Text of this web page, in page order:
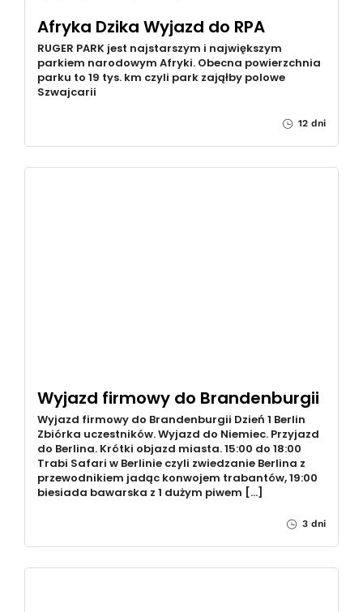
Afryka Dzika Wyjazd do RPA
RUGER PARK jest najstarszym i największym
parkiem narodowym Afryki. Obecna powierzchnia
parku to 19 tys. km czyli park zająłby polowe
Szwajcarii
12 dni
Wyjazd firmowy do Brandenburgii
Wyjazd firmowy do Brandenburgii Dzień 1 Berlin
Zbiórka uczestników. Wyjazd do Niemiec. Przyjazd
do Berlina. Krótki objazd miasta. 15:00 do 18:00
Trabi Safari w Berlinie czyli zwiedzanie Berlina z
przewodnikiem jadąc konwojem trabantów, 19:00
biesiada bawarska z 1 dużym piwem […]
3 dni